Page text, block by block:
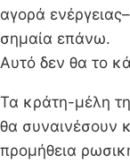
αγορά
σημαία επάνω.
Αυτό δεν θα το
Τα κράτη-μέλη
θα συναινέσουν
προμήθεια